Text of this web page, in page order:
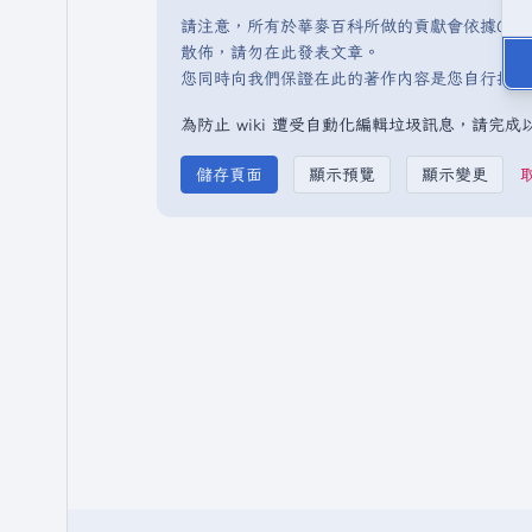
請注意，所有於華麥百科所做的貢獻會依據
散佈，請勿在此發表文章。
您同時向我們保證在此的著作內容是您自行撰
為防止 wiki 遭受自動化編輯垃圾訊息，請完成